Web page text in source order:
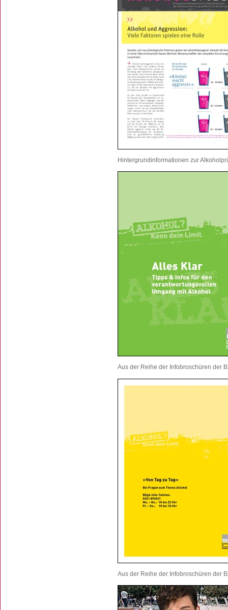
Hintergrundinformationen zur
Aus der Reihe der Infobroschüren der
Aus der Reihe der Infobroschüren der